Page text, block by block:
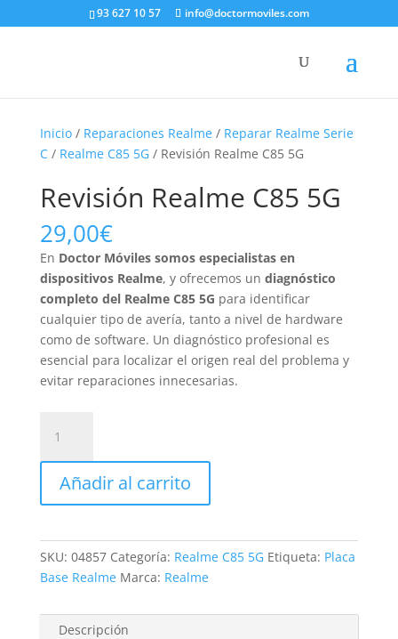
93 627 10 57 info@doctormoviles.com
Inicio/ Reparaciones Realme/ Reparar Realme Serie
C/ Realme C85 5G/ Revisión Realme C85 5G
Revisión Realme C85 5G
29,00€
En Doctor Móviles somos especialistas en
dispositivos Realme, y ofrecemos un diagnóstico
completo del Realme C85 5G para identificar
cualquier tipo de avería, tanto a nivel de hardware
como de software. Un diagnóstico profesional es
esencial para localizar el origen real del problema y
evitar reparaciones innecesarias.
Realme
C85
cantidad
Añadir al carrito
SKU: 04857 Categoría: Realme C85 5G Etiqueta: Placa
Base Realme Marca: Realme
Descripción